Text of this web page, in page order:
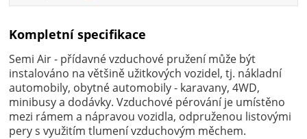
Kompletní specifikace
Semi Air - přídavné vzduchové pružení může být
instalováno na většině užitkových vozidel, tj. nákladní
automobily, obytné automobily - karavany, 4WD,
minibusy a dodávky. Vzduchové pérování je umístěno
mezi rámem a nápravou vozidla, odpruženou listovými
pery s využitím tlumení vzduchovým měchem.